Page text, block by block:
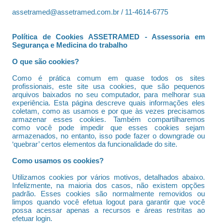
assetramed@assetramed.com.br / 11-4614-6775
Política de Cookies ASSETRAMED - Assessoria em
Segurança e Medicina do trabalho
O que são cookies?
Como é prática comum em quase todos os sites
profissionais, este site usa cookies, que são pequenos
arquivos baixados no seu computador, para melhorar sua
experiência. Esta página descreve quais informações eles
coletam, como as usamos e por que às vezes precisamos
armazenar esses cookies. Também compartilharemos
como você pode impedir que esses cookies sejam
armazenados, no entanto, isso pode fazer o downgrade ou
‘quebrar’ certos elementos da funcionalidade do site.
Como usamos os cookies?
Utilizamos cookies por vários motivos, detalhados abaixo.
Infelizmente, na maioria dos casos, não existem opções
padrão. Esses cookies são normalmente removidos ou
limpos quando você efetua logout para garantir que você
possa acessar apenas a recursos e áreas restritas ao
efetuar login.